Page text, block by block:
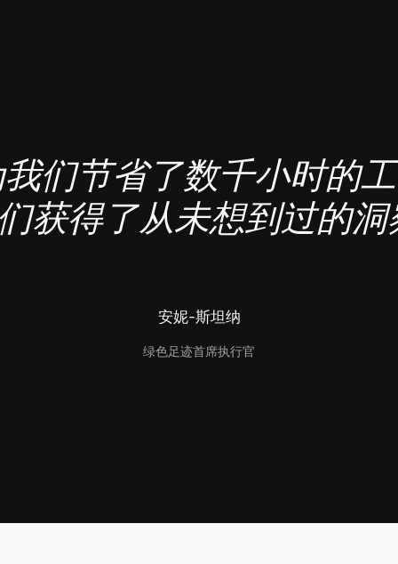
我们节省了数千小时的
获得了从未想到过的
安妮-斯坦纳
绿色足迹首席执行官